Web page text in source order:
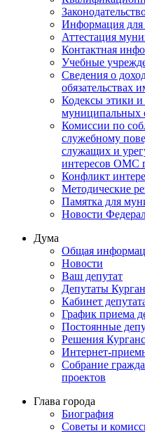
Информация для
Аттестация
Контактная
Учебные
Сведения о
обязательствах
Кодексы этики
муниципальных
Комиссии по
служебному
служащих и
интересов ОМС
Конфликт
Методические
Памятка для
Новости
Дума
Общая
Новости
Ваш депутат
Депутаты
Кабинет
График приема
Постоянные
Решения
Интернет-
Собрание
проектов
Глава города
Биография
Советы и